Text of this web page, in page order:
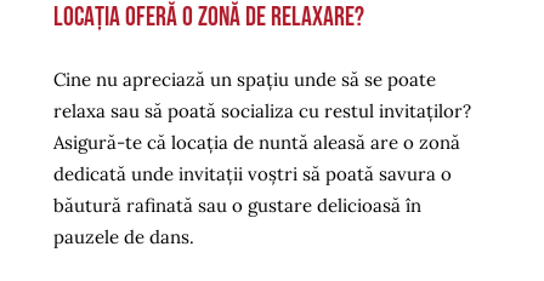
Locația oferă o zonă de relaxare?
Cine nu apreciază un spațiu unde să se poate
relaxa sau să poată socializa cu restul invitaților?
Asigură-te că locația de nuntă aleasă are o zonă
dedicată unde invitații voștri să poată savura o
băutură rafinată sau o gustare delicioasă în
pauzele de dans.